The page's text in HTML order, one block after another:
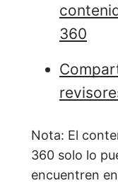
360
Nota: El
360 solo lo
encuentren